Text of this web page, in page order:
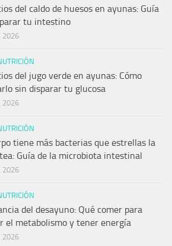
del caldo de huesos en ayunas: Guía
tu intestino
2026
del jugo verde en ayunas: Cómo
sin disparar tu glucosa
2026
tiene más bacterias que estrellas la
Guía de la microbiota intestinal
2026
del desayuno: Qué comer para
el metabolismo y tener energía
2026